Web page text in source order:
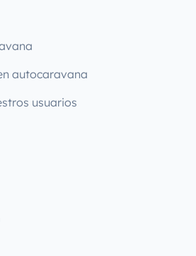
autocaravana
usuarios